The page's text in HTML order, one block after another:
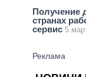
Получение
странах
сервис 5